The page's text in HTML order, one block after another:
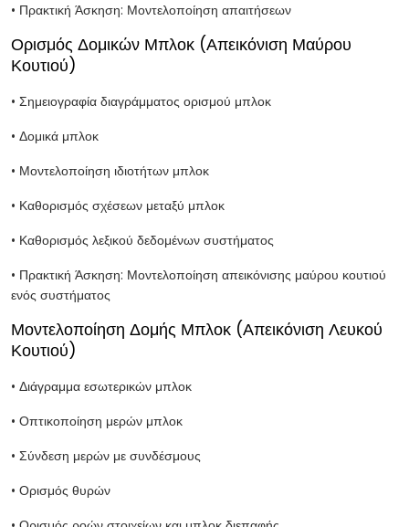
• Πρακτική Άσκηση: Μοντελοποίηση απαιτήσεων
Ορισμός Δομικών Μπλοκ (Απεικόνιση Μαύρου
Κουτιού)
• Σημειογραφία διαγράμματος ορισμού μπλοκ
• Δομικά μπλοκ
• Μοντελοποίηση ιδιοτήτων μπλοκ
• Καθορισμός σχέσεων μεταξύ μπλοκ
• Καθορισμός λεξικού δεδομένων συστήματος
• Πρακτική Άσκηση: Μοντελοποίηση απεικόνισης μαύρου κουτιού
ενός συστήματος
Μοντελοποίηση Δομής Μπλοκ (Απεικόνιση Λευκού
Κουτιού)
• Διάγραμμα εσωτερικών μπλοκ
• Οπτικοποίηση μερών μπλοκ
• Σύνδεση μερών με συνδέσμους
• Ορισμός θυρών